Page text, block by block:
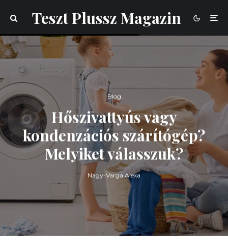
Teszt Plussz Magazin
Blog
Hőszivattyús vagy
kondenzációs szárítógép?
Melyiket válasszuk?
Nagy-Varga Alexa